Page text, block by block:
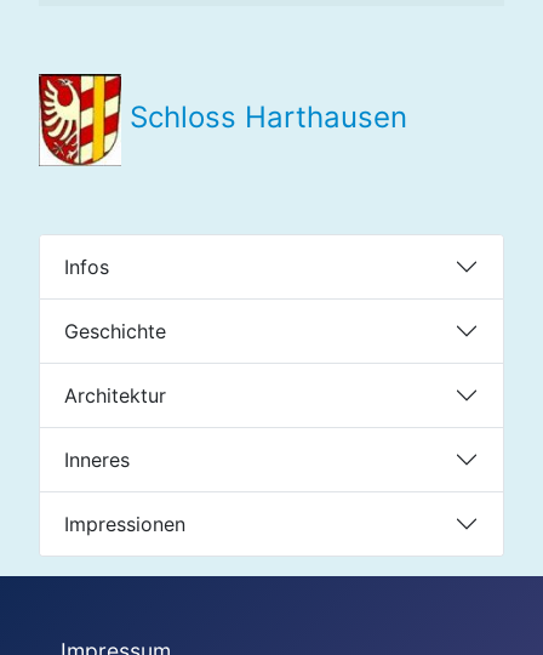
Schloss Harthausen
Infos
Geschichte
Architektur
Inneres
Impressionen